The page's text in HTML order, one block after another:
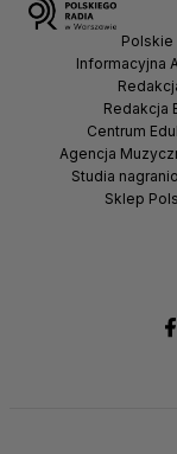
Polskie
Informacyjna
Redakcja
Centrum
Agencja
Studia
Sklep